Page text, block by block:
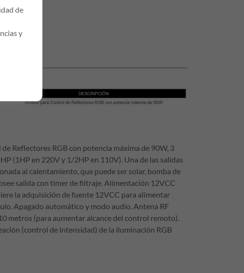
Reflectores RGB con potencia máxima de 90W, 3
(1HP en 220V y 1/2HP en 110V). Una de las salidas
al calentamiento, que puede ser solar, bomba de
salida con timer de filtraje. Alimentación 12VCC
la adquisición de fuente 12VCC para alimentar
Apagado automático y modo audio. Antena RF
metros (para aumentar alcance del control remoto).
(control de intensidad) de la iluminación RGB
de
y